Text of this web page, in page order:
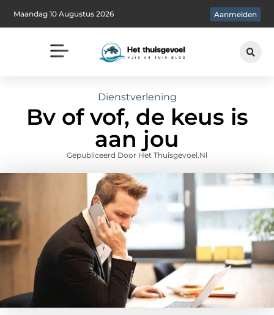
Maandag 10 Augustus 2026 Aanmelden
Dienstverlening
Bv of vof, de keus is
aan jou
Gepubliceerd Door Het Thuisgevoel.nl